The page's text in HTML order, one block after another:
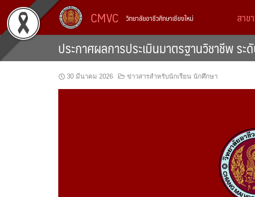
content
CMVC วิทยาลัยอาชีวศึกษาเชียงใหม่ สาข
ประกาศผลการประเมินมาตรฐานวิชาชีพ
30 มีนาคม 2026 ข่าวสารสำหรับนักเรียน นักศึกษา